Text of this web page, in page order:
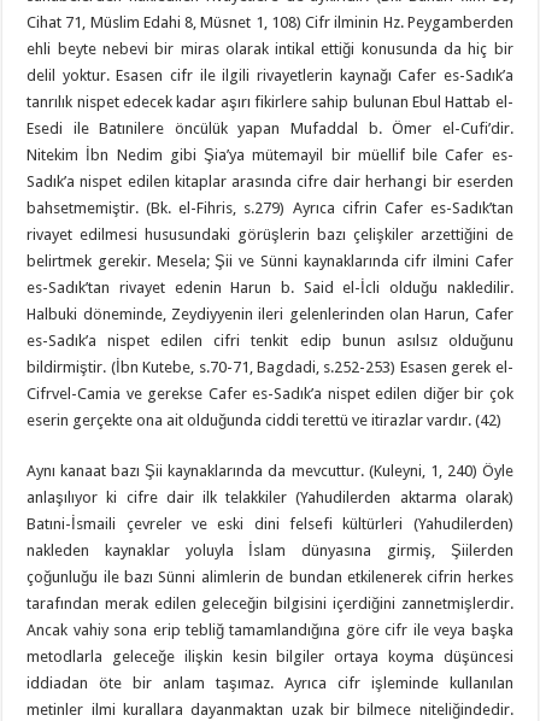
Cihat 71, Müslim Edahi 8, Müsnet 1, 108) Cifr ilminin Hz. Peygamberden
ehli beyte nebevi bir miras olarak intikal ettiği konusunda da hiç bir
delil yoktur. Esasen cifr ile ilgili rivayetlerin kaynağı Cafer es-Sadık’a
tanrılık nispet edecek kadar aşırı fikirlere sahip bulunan Ebul Hattab el-
Esedi ile Batınilere öncülük yapan Mufaddal b. Ömer el-Cufi’dir.
Nitekim İbn Nedim gibi Şia’ya mütemayil bir müellif bile Cafer es-
Sadık’a nispet edilen kitaplar arasında cifre dair herhangi bir eserden
bahsetmemiştir. (Bk. el-Fihris, s.279) Ayrıca cifrin Cafer es-Sadık’tan
rivayet edilmesi hususundaki görüşlerin bazı çelişkiler arzettiğini de
belirtmek gerekir. Mesela; Şii ve Sünni kaynaklarında cifr ilmini Cafer
es-Sadık’tan rivayet edenin Harun b. Said el-İcli olduğu nakledilir.
Halbuki döneminde, Zeydiyyenin ileri gelenlerinden olan Harun, Cafer
es-Sadık’a nispet edilen cifri tenkit edip bunun asılsız olduğunu
bildirmiştir. (İbn Kutebe, s.70-71, Bagdadi, s.252-253) Esasen gerek el-
Cifrvel-Camia ve gerekse Cafer es-Sadık’a nispet edilen diğer bir çok
eserin gerçekte ona ait olduğunda ciddi terettü ve itirazlar vardır. (42)
Aynı kanaat bazı Şii kaynaklarında da mevcuttur. (Kuleyni, 1, 240) Öyle
anlaşılıyor ki cifre dair ilk telakkiler (Yahudilerden aktarma olarak)
Batıni-İsmaili çevreler ve eski dini felsefi kültürleri (Yahudilerden)
nakleden kaynaklar yoluyla İslam dünyasına girmiş, Şiilerden
çoğunluğu ile bazı Sünni alimlerin de bundan etkilenerek cifrin herkes
tarafından merak edilen geleceğin bilgisini içerdiğini zannetmişlerdir.
Ancak vahiy sona erip tebliğ tamamlandığına göre cifr ile veya başka
metodlarla geleceğe ilişkin kesin bilgiler ortaya koyma düşüncesi
iddiadan öte bir anlam taşımaz. Ayrıca cifr işleminde kullanılan
metinler ilmi kurallara dayanmaktan uzak bir bilmece niteliğindedir.